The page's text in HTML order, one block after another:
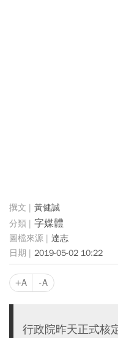
黃健誠
字媒體
達志
2019-05-02 10:22
+A -A
行政院昨天正式核